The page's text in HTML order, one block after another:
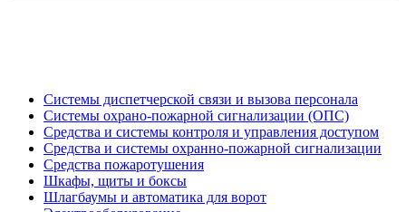
Системы диспетчерской связи и вызова персонала
Системы охрано-пожарной сигнализации (ОПС)
Средства и системы контроля и управления доступом
Средства и системы охранно-пожарной сигнализации
Средства пожаротушения
Шкафы, щиты и боксы
Шлагбаумы и автоматика для ворот